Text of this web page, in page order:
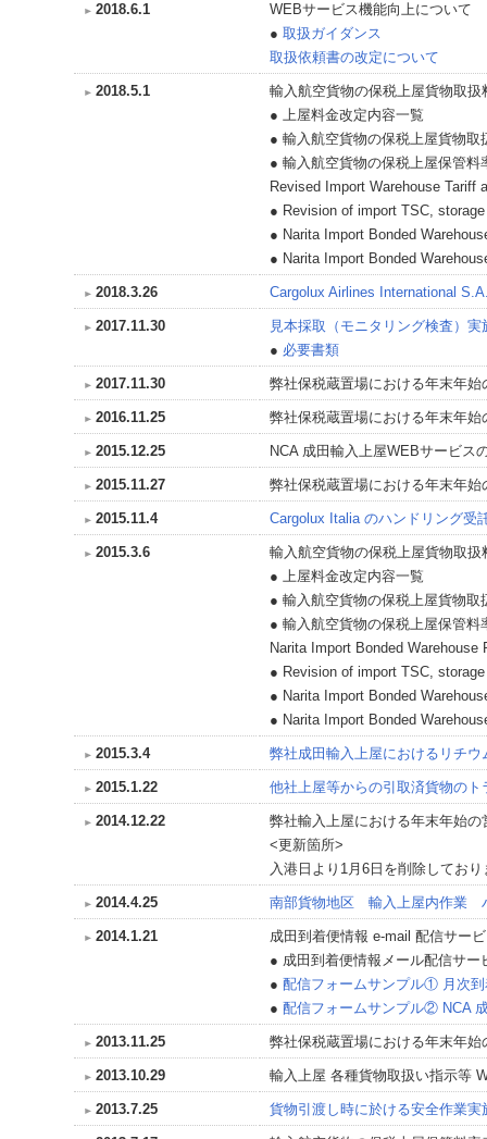
2018.6.1
WEBサービス機能向上について
● 取扱ガイダンス
取扱依頼書の改定について
2018.5.1
輸入航空貨物の保税上屋貨物取
● 上屋料金改定内容一覧
● 輸入航空貨物の保税上屋貨物取
● 輸入航空貨物の保税上屋保管料
Revised Import Warehouse Tariff
● Revision of import TSC,
● Narita Import Bonded
● Narita Import Bonded
2018.3.26 Cargolux Airlines International
2017.11.30
見本採取（モニタリング検査）
● 必要書類
2017.11.30 弊社保税蔵置場における年末年
2016.11.25 弊社保税蔵置場における年末年
2015.12.25 NCA 成田輸入上屋WEBサービス
2015.11.27 弊社保税蔵置場における年末年
2015.11.4 Cargolux Italia のハンドリング受
2015.3.6
輸入航空貨物の保税上屋貨物取
● 上屋料金改定内容一覧
● 輸入航空貨物の保税上屋貨物取
● 輸入航空貨物の保税上屋保管料
Narita Import Bonded
● Revision of import TSC,
● Narita Import Bonded
● Narita Import Bonded
2015.3.4 弊社成田輸入上屋におけるリチ
2015.1.22 他社上屋等からの引取済貨物の
2014.12.22
弊社輸入上屋における年末年始
<更新箇所>
入港日より1月6日を削除してお
2014.4.25 南部貨物地区 輸入上屋内作業
2014.1.21
成田到着便情報 e-mail 配信サー
● 成田到着便情報メール配信サー
● 配信フォームサンプル① 月次
● 配信フォームサンプル② NCA
2013.11.25 弊社保税蔵置場における年末年
2013.10.29 輸入上屋 各種貨物取扱い指示等
2013.7.25 貨物引渡し時に於ける安全作業実